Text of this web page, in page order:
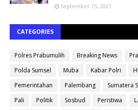
September 15, 2021
CATEGORIES
Polres Prabumulih Breaking News
Polda Sumsel
Muba Kabar Polri
Pemerintahan
Palembang Sumatera
Pali
Politik Sosbud Peristiwa